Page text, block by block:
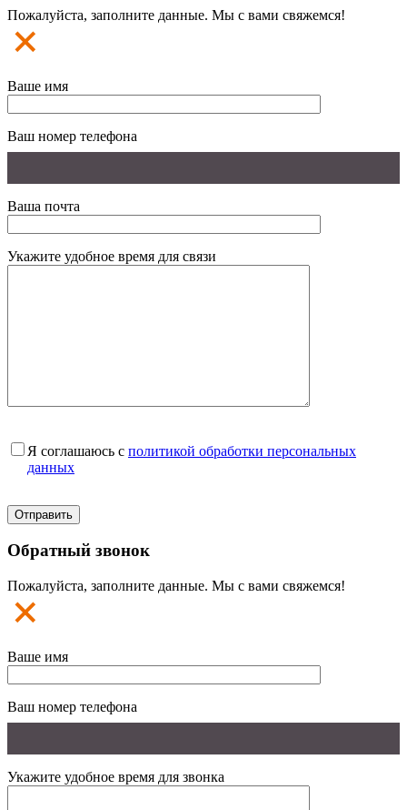
Пожалуйста, заполните данные. Мы с вами свяжемся!
Ваше имя
Ваш номер телефона
Ваша почта
Укажите удобное время для связи
Я соглашаюсь с политикой обработки персональных
данных
Обратный звонок
Пожалуйста, заполните данные. Мы с вами свяжемся!
Ваше имя
Ваш номер телефона
Укажите удобное время для звонка